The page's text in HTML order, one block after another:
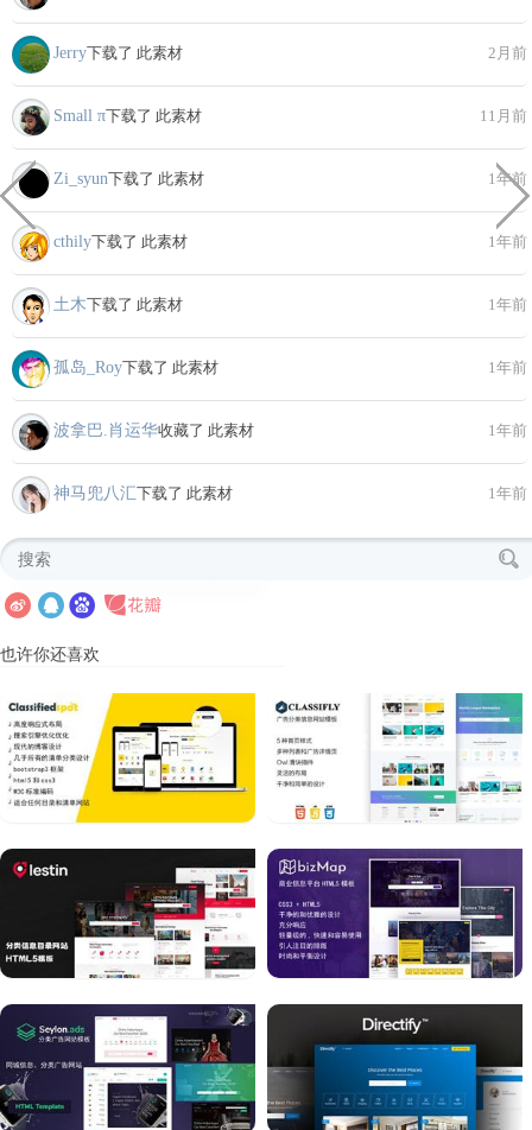
Jerry下载了 此素材 2月前
Small π下载了 此素材 11月前
Zi_syun下载了 此素材 1年前
cthily下载了 此素材 1年前
土木下载了 此素材 1年前
孤岛_Roy下载了 此素材 1年前
波拿巴.肖运华收藏了 此素材 1年前
神马兜八汇下载了 此素材 1年前
也许你还喜欢